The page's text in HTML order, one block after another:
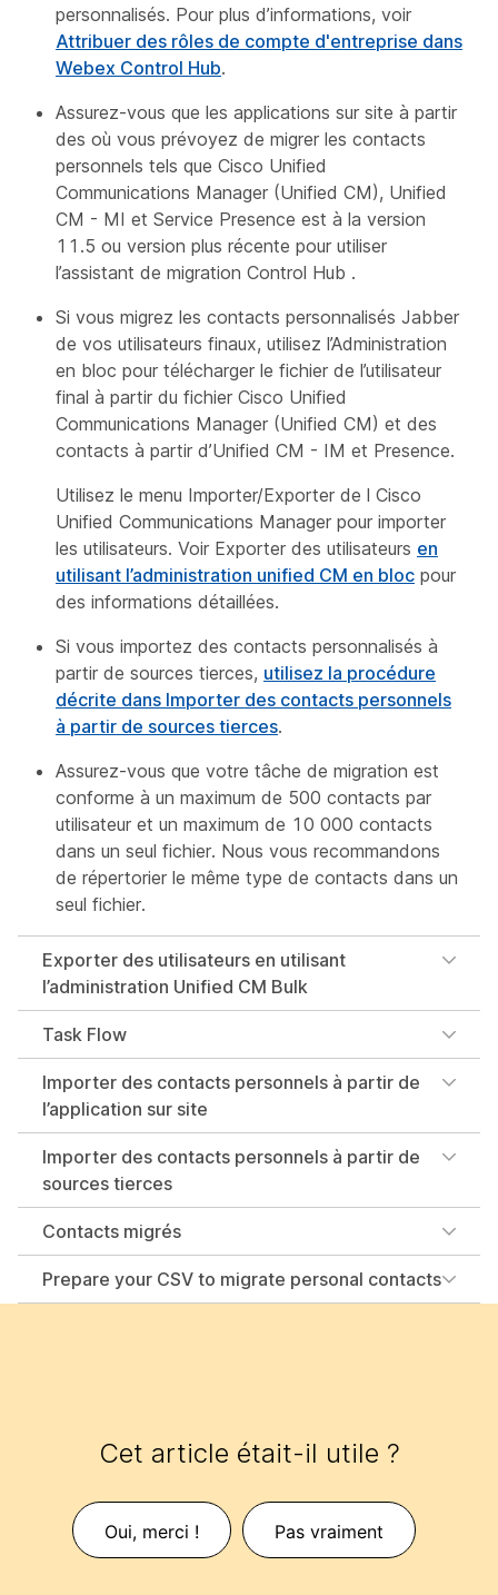
personnalisés. Pour plus d’informations, voir
Attribuer des rôles de compte d'entreprise dans
Webex Control Hub.
Assurez-vous que les applications sur site à partir
des où vous prévoyez de migrer les contacts
personnels tels que Cisco Unified
Communications Manager (Unified CM), Unified
CM - MI et Service Presence est à la version
11.5 ou version plus récente pour utiliser
l’assistant de migration Control Hub .
Si vous migrez les contacts personnalisés Jabber
de vos utilisateurs finaux, utilisez l’Administration
en bloc pour télécharger le fichier de l’utilisateur
final à partir du fichier Cisco Unified
Communications Manager (Unified CM) et des
contacts à partir d’Unified CM - IM et Presence.
Utilisez le menu Importer/Exporter de l Cisco
Unified Communications Manager pour importer
les utilisateurs. Voir Exporter des utilisateurs en
utilisant l’administration unified CM en bloc pour
des informations détaillées.
Si vous importez des contacts personnalisés à
partir de sources tierces, utilisez la procédure
décrite dans Importer des contacts personnels
à partir de sources tierces.
Assurez-vous que votre tâche de migration est
conforme à un maximum de 500 contacts par
utilisateur et un maximum de 10 000 contacts
dans un seul fichier. Nous vous recommandons
de répertorier le même type de contacts dans un
seul fichier.
Exporter des utilisateurs en utilisant
l’administration Unified CM Bulk
Task Flow
Importer des contacts personnels à partir de
l’application sur site
Importer des contacts personnels à partir de
sources tierces
Contacts migrés
Prepare your CSV to migrate personal contacts
Cet article était-il utile ?
Oui, merci ! Pas vraiment